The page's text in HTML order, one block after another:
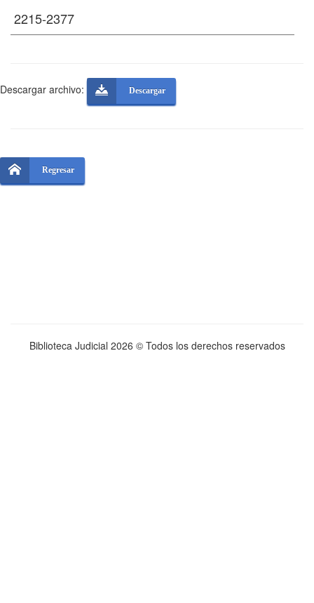
Descargar archivo: Descargar
Regresar
Biblioteca Judicial 2026 © Todos los derechos reservados